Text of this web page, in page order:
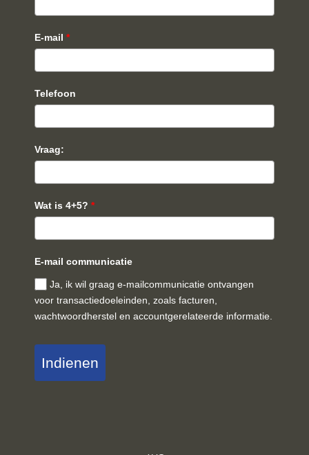
E-mail *
Telefoon
Vraag:
Wat is 4+5? *
E-mail communicatie
Ja, ik wil graag e-mailcommunicatie ontvangen
voor transactiedoeleinden, zoals facturen,
wachtwoordherstel en accountgerelateerde informatie.
Indienen